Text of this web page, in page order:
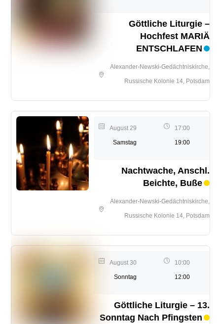
Göttliche Liturgie –
Hochfest MARIÄ
ENTSCHLAFEN
Alexander-Newski-Gedächtniskirche,
Russische Kolonie 14, Potsdam
August 29
Samstag
17:00
19:00
Nachtwache, Anschl.
Beichte, Buße
Alexander-Newski-Gedächtniskirche,
Russische Kolonie 14, Potsdam
August 30
Sonntag
10:00
12:00
Göttliche Liturgie – 13.
Sonntag Nach Pfingsten